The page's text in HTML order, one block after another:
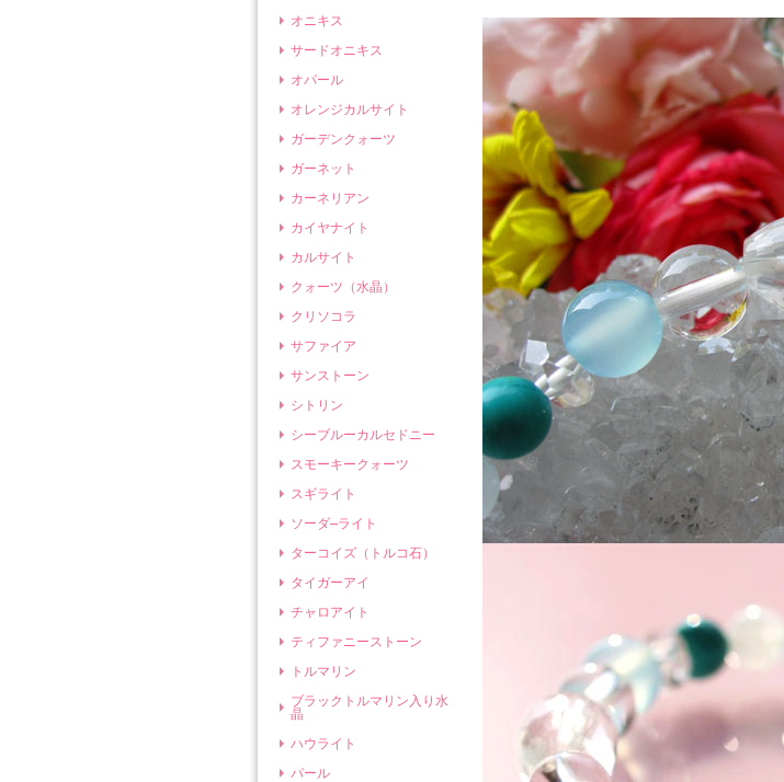
オニキス
サードオニキス
オパール
オレンジカルサイト
ガーデンクォーツ
ガーネット
カーネリアン
カイヤナイト
カルサイト
クォーツ（水晶）
クリソコラ
サファイア
サンストーン
シトリン
シーブルーカルセドニー
スモーキークォーツ
スギライト
ソーダ―ライト
ターコイズ（トルコ石）
タイガーアイ
チャロアイト
ティファニーストーン
トルマリン
ブラックトルマリン入り水
晶
ハウライト
パール